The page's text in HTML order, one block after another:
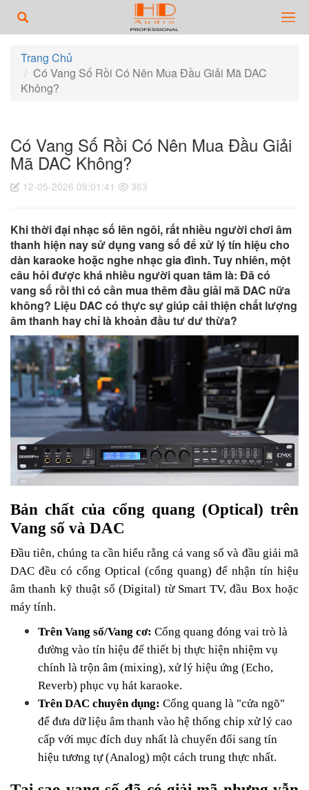
Trang Chủ
Có Vang Số Rồi Có Nên Mua Đầu Giải Mã DAC
Không?
Có Vang Số Rồi Có Nên Mua Đầu Giải
Mã DAC Không?
12-05-2026 09:01:41 363
Khi thời đại nhạc số lên ngôi, rất nhiều người chơi âm
thanh hiện nay sử dụng vang số để xử lý tín hiệu cho
dàn karaoke hoặc nghe nhạc gia đình. Tuy nhiên, một
câu hỏi được khá nhiều người quan tâm là: Đã có
vang số rồi thì có cần mua thêm đầu giải mã DAC nữa
không? Liệu DAC có thực sự giúp cải thiện chất lượng
âm thanh hay chỉ là khoản đầu tư dư thừa?
Bản chất của cổng quang (Optical) trên
Vang số và DAC
Đầu tiên, chúng ta cần hiểu rằng cả vang số và đầu giải mã
DAC đều có cổng Optical (cổng quang) để nhận tín hiệu
âm thanh kỹ thuật số (Digital) từ Smart TV, đầu Box hoặc
máy tính.
Trên Vang số/Vang cơ: Cổng quang đóng vai trò là
đường vào tín hiệu để thiết bị thực hiện nhiệm vụ
chính là trộn âm (mixing), xử lý hiệu ứng (Echo,
Reverb) phục vụ hát karaoke.
Trên DAC chuyên dụng: Cổng quang là "cửa ngõ"
để đưa dữ liệu âm thanh vào hệ thống chip xử lý cao
cấp với mục đích duy nhất là chuyển đổi sang tín
hiệu tương tự (Analog) một cách trung thực nhất.